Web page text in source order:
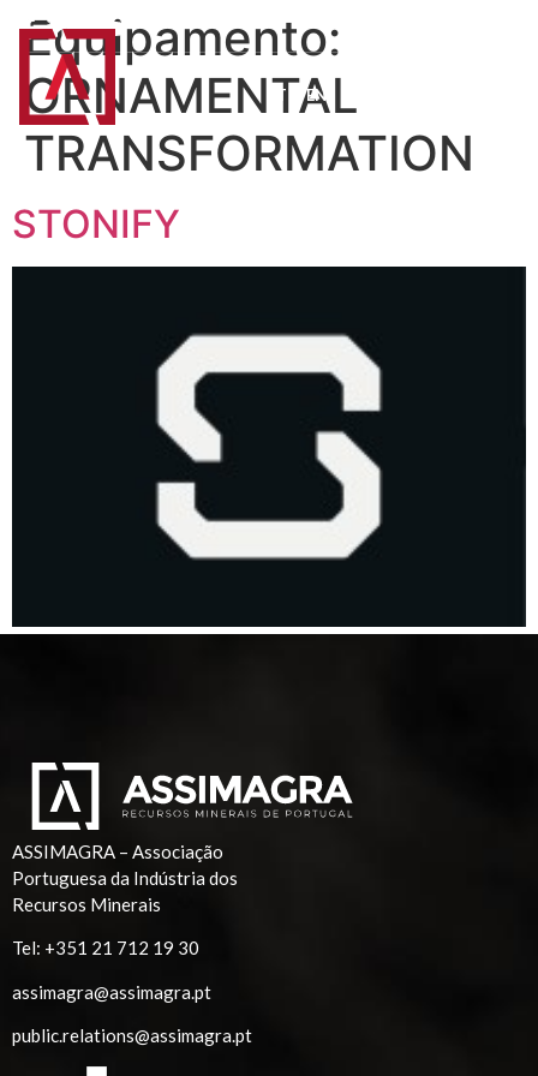
PT EN
Equipamento:
ORNAMENTAL
TRANSFORMATION
STONIFY
ASSIMAGRA – Associação
Portuguesa da Indústria dos
Recursos Minerais
Tel: +351 21 712 19 30
assimagra@assimagra.pt
public.relations@assimagra.pt